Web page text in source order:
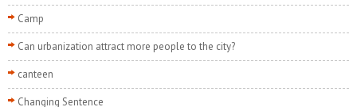
Camp
Can urbanization attract more people to the city?
canteen
Changing Sentence